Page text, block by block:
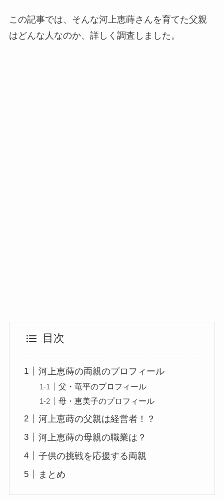
この記事では、そんな河上恵蒔さんを育てた父親
はどんな人なのか、詳しく調査しました。
目次
河上恵蒔の両親のプロフィール
父・竜平のプロフィール
母・恵美子のプロフィール
河上恵蒔の父親は経営者！？
河上恵蒔の母親の職業は？
子供の挑戦を応援する両親
まとめ